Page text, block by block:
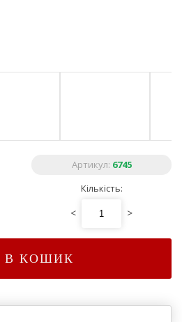
Артикул: 6745
Кількість:
< >
В КОШИК